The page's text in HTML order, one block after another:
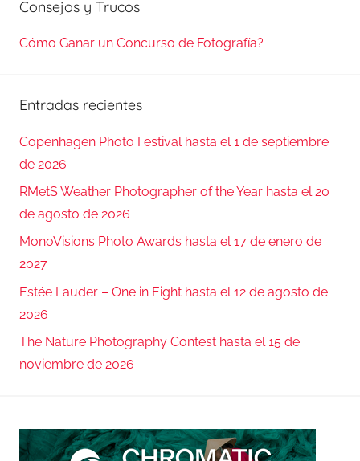
Consejos y Trucos
Cómo Ganar un Concurso de Fotografía?
Entradas recientes
Copenhagen Photo Festival hasta el 1 de septiembre
de 2026
RMetS Weather Photographer of the Year hasta el 20
de agosto de 2026
MonoVisions Photo Awards hasta el 17 de enero de
2027
Estée Lauder – One in Eight hasta el 12 de agosto de
2026
The Nature Photography Contest hasta el 15 de
noviembre de 2026